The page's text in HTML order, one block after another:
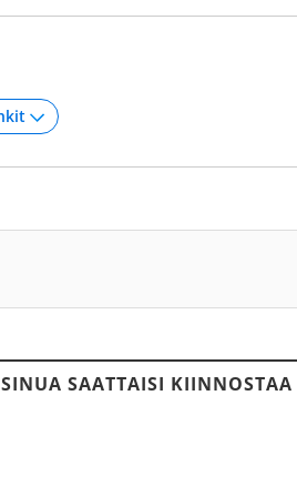
SINUA SAATTAISI KIINNOSTAA